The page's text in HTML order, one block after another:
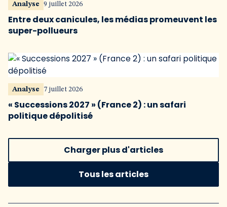
Analyse 9 juillet 2026
Entre deux canicules, les médias promeuvent les
super-pollueurs
Analyse 7 juillet 2026
« Successions 2027 » (France 2) : un safari
politique dépolitisé
Charger plus d'articles
Tous les articles